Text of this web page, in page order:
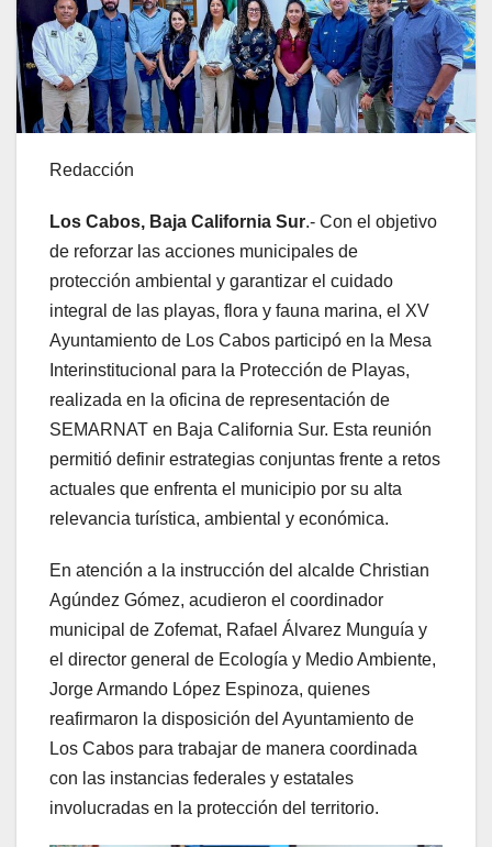
Redacción
Los Cabos, Baja California Sur.- Con el objetivo
de reforzar las acciones municipales de
protección ambiental y garantizar el cuidado
integral de las playas, flora y fauna marina, el XV
Ayuntamiento de Los Cabos participó en la Mesa
Interinstitucional para la Protección de Playas,
realizada en la oficina de representación de
SEMARNAT en Baja California Sur. Esta reunión
permitió definir estrategias conjuntas frente a retos
actuales que enfrenta el municipio por su alta
relevancia turística, ambiental y económica.
En atención a la instrucción del alcalde Christian
Agúndez Gómez, acudieron el coordinador
municipal de Zofemat, Rafael Álvarez Munguía y
el director general de Ecología y Medio Ambiente,
Jorge Armando López Espinoza, quienes
reafirmaron la disposición del Ayuntamiento de
Los Cabos para trabajar de manera coordinada
con las instancias federales y estatales
involucradas en la protección del territorio.